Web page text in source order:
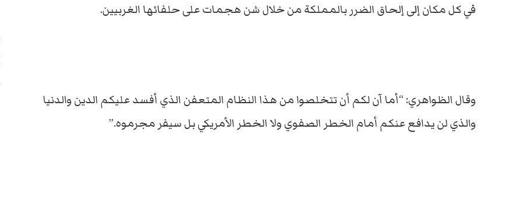
في كل مكان إلى إلحاق الضرر بالمملكة من خلال شن هجمات على حلفائها الغربيين.
وقال الظواهري: “أما آن لكم أن تتخلصوا من هذا النظام المتعفن الذي أفسد عليكم الدين والدنيا
والذي لن يدافع عنكم أمام الخطر الصفوي ولا الخطر الأمريكي بل سيفر مجرموه.”